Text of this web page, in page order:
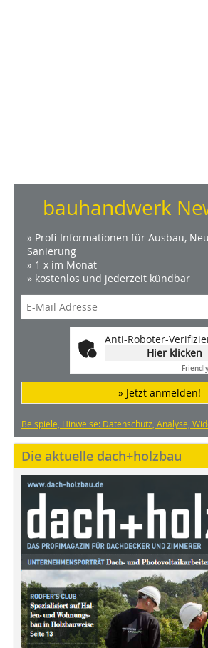
bauhandwerk
» Profi-Informationen für Ausbau,
Sanierung
» 1 x im Monat
» kostenlos und jederzeit kündbar
Anti-Roboter-
Hier klicken
Friendly
» Jetzt anmelden!
Beispiele, Hinweise: Datenschutz, Analyse,
Die aktuelle dach+holzbau